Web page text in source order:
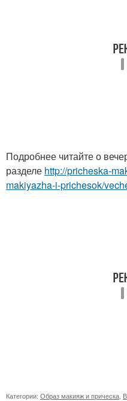
Подробнее читайте о
разделе http://pricheska-
makiyazha-i-prichesok/
Категории: Образ макияж и прическа